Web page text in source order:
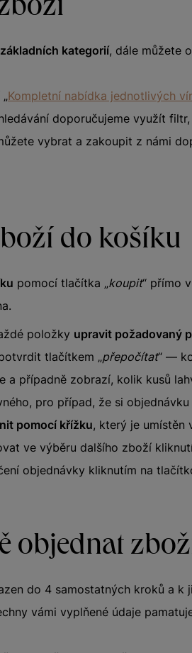
kategorií, dále můžete
Kompletní nabídka jednotlivých
doporučujeme využít
vybrat a zakoupit z námi
do košíku
pomocí tlačítka „koupit“ přímo
položky upravit požadovaný
tlačítkem „přepočítat“ —
a případně zobrazí, kolik kusů
pro případ, že si
pomocí křížku, který je umístěn
ve výběru dalšího zboží
objednávky kliknutím na
objednat
do 4 samostatných kroků a
vámi vyplňené údaje